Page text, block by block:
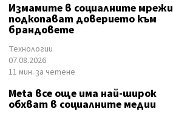
Измамите в социалните мрежи
подкопават доверието към
брандовете
Технологии
07.08.2026
11 мин. за четене
Meta все още има най-широк
обхват в социалните медии